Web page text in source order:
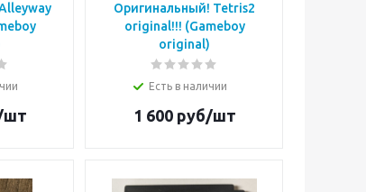
шт
Оригинальный! Tetris2
original!!! (Gameboy
original)
Есть в наличии
1 600руб/шт